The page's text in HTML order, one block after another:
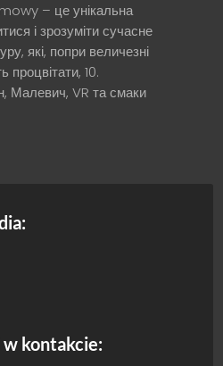
– це унікальна
і зрозуміти сучасне
які, попри величезні
10.
Малевич, VR та смаки
w kontakcie: